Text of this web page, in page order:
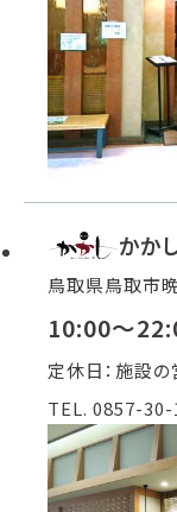
かか
鳥取県鳥取市
10:00～
定休日：施設
TEL. 0857-30-